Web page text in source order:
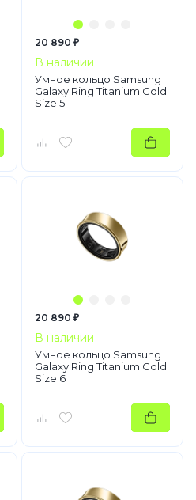
20 890 ₽
В наличии
Умное кольцо Samsung
Galaxy Ring Titanium Gold
Size 5
20 890 ₽
В наличии
Умное кольцо Samsung
Galaxy Ring Titanium Gold
Size 6